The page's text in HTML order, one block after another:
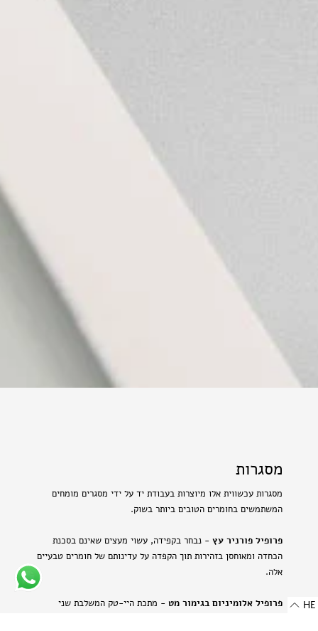
מסגרות
מסגרות עכשווית אלו מיוצרות בעבודת יד על ידי מסגרים מומחים
המשתמשים בחומרים הטובים ביותר בשוק.
פרופיל פורניר עץ - נבחר בקפידה, עשוי מעצים שאינם בסכנת
הכחדה ומאוחסן בזהירות תוך הקפדה על עדינותם של חומרים טבעיים
אלה.
פרופיל אלומיניום בגימור מט - מתכת היי-טק המשלבת שני
HE